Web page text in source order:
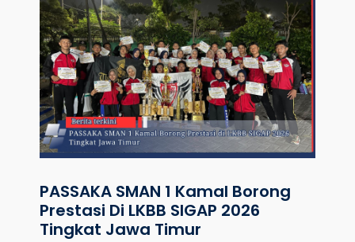
PASSAKA SMAN 1 Kamal Borong
Prestasi Di LKBB SIGAP 2026
Tingkat Jawa Timur